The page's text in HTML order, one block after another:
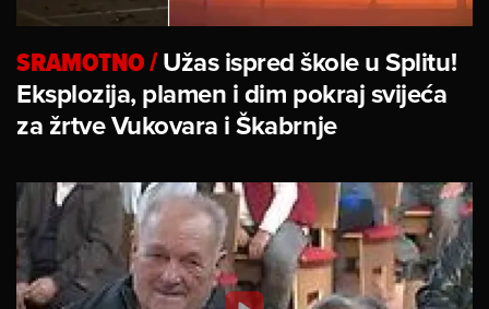
SRAMOTNO/Užas ispred škole u Splitu!
Eksplozija, plamen i dim pokraj svijeća
za žrtve Vukovara i Škabrnje